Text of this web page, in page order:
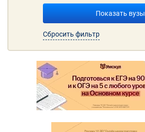
Показать вузы
Сбросить фильтр